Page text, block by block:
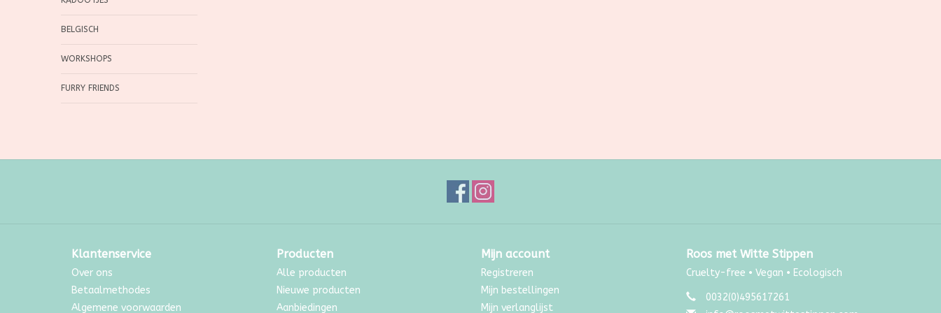
BELGISCH
WORKSHOPS
FURRY FRIENDS
Klantenservice
Over ons
Betaalmethodes
Algemene voorwaarden
Producten
Alle producten
Nieuwe producten
Aanbiedingen
Mijn account
Registreren
Mijn bestellingen
Mijn verlanglijst
Roos met Witte Stippen
Cruelty-free • Vegan • Ecologisch
0032(0)495617261